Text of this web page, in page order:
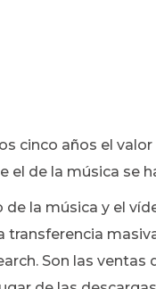
cinco años el
el de la música se
de la música y el
transferencia
Son las ventas